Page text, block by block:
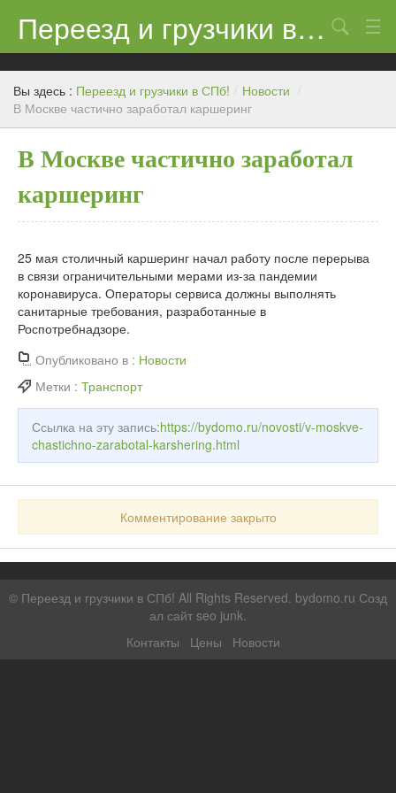
Переезд и грузчики в СПб!
Контакты
Цены
Поиск
Вы здесь : Переезд и грузчики в СПб! / Новости /
В Москве частично заработал каршеринг
В Москве частично заработал
каршеринг
25 мая столичный каршеринг начал работу после перерыва
в связи ограничительными мерами из-за пандемии
коронавируса. Операторы сервиса должны выполнять
санитарные требования, разработанные в
Роспотребнадзоре.
Опубликовано в : Новости
Метки : Транспорт
Ссылка на эту запись:https://bydomo.ru/novosti/v-moskve-
chastichno-zarabotal-karshering.html
Комментирование закрыто
© Переезд и грузчики в СПб! All Rights Reserved. bydomo.ru Созд
ал сайт seo junk.
Контакты
Цены Новости